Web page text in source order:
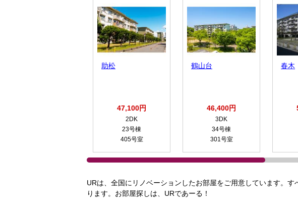
助松
47,100円
2DK
23号棟
405号室
鶴山台
46,400円
3DK
34号棟
301号室
春木
URは、全国にリノベーションしたお部屋をご用意しています。
ります。お部屋探しは、URであーる！